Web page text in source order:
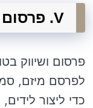
V. פרסום ושיווק בטוויטר
פרסום ושיווק
לפרסם מיזם,
כדי ליצור